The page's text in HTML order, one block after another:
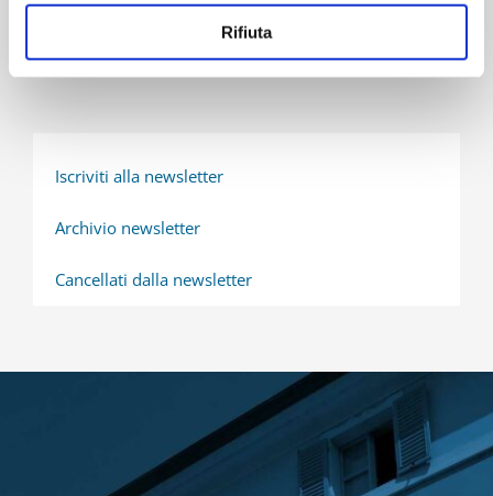
Rifiuta
Iscriviti alla newsletter
Archivio newsletter
Cancellati dalla newsletter